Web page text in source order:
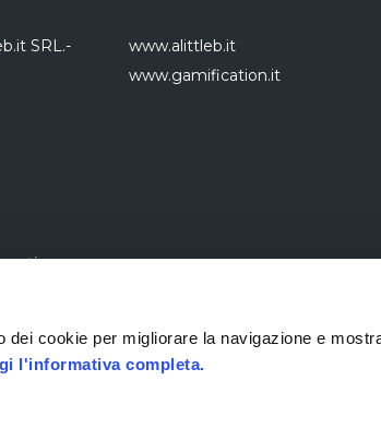
cookie per migliorare la navigazione e
l'informativa completa.
SRL.-
www.alittleb.it
www.gamification.it